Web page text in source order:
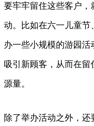
要牢牢留住这些客户
动。比如在六一儿童
办一些小规模的游园活
吸引新顾客，从而在
源量。
除了举办活动之外，